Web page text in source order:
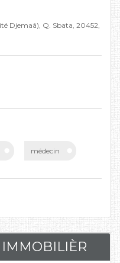
Djemaâ), Q. Sbata, 20452,
médecin